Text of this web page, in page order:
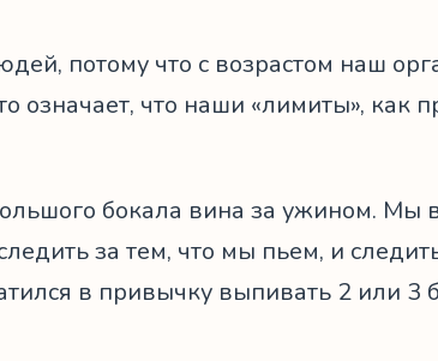
потому что с возрастом наш
означает, что наши «лимиты», как
бокала вина за ужином. Мы
за тем, что мы пьем, и
в привычку выпивать 2 или 3